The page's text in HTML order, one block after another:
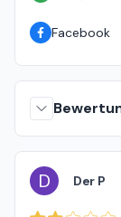
Facebook
D Der P